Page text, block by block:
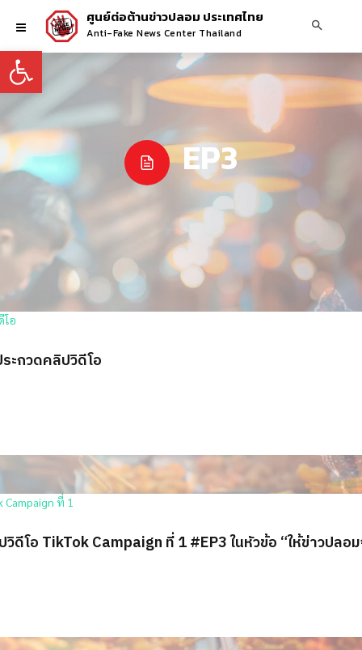
Open toolbar
ศูนย์ต่อต้านข่าวปลอม ประเทศไทย
Anti-Fake News Center Thailand
EP3
ะกวดคลิปวิดีโอ
โอ TikTok Campaign ที่ 1 #EP3 ในหัวข้อ “ให้ข่าวปลอ